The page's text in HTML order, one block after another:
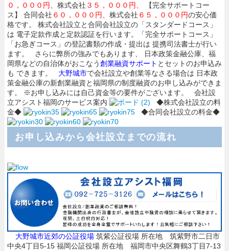
０，０００円
、株式会社 ３５，０００円、
【完全サポートコー
ス】 合同会社 ６０，０００円 、株式会社 ６５，０００円の安心価
格です。 株式会社設立と合同会社設立の「スタンダードコース」
は 電子定款作成と定款認証を行います。「完全サポートコース」
「お急ぎコース」の登記書類の作成・提出は 提携司法書士が行い
ます。 さらに弊所の強みでもあります、 日本政策金融公庫、福
岡県などの自治体がおこなう創業融資サポート とセットのお申込み
も できます。 大野城市で会社設立や創業等なさる場合は 日本政
策金融公庫の新創業融資と福岡県の制度融資のお申し込みができま
す。 ※お申し込みには自己資金等の要件がございます。 会社設
立アシスト福岡のサービス案内
◆株式会社設立の料
金◆
◆合同会社設立の料金◆
お申し込みから会社設立までの流れ
大野城市近郊の公証役場筑紫公証役場 所在地 筑紫野市二日市
中央4丁目5-15 福岡公証役場 所在地 福岡市中央区舞鶴3丁目7-13